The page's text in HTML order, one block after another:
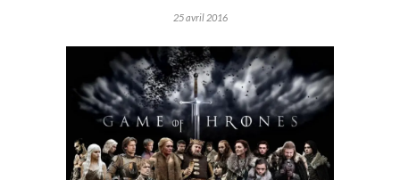
25 avril 2016